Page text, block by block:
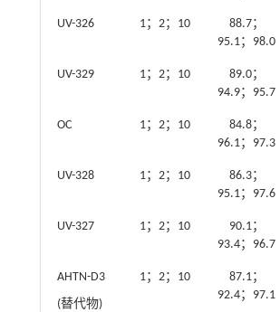
UV-326 1；2；10
88.7；
95.1；98.0
UV-329 1；2；10
89.0；
94.9；95.7
OC 1；2；10
84.8；
96.1；97.3
UV-328 1；2；10
86.3；
95.1；97.6
UV-327 1；2；10
90.1；
93.4；96.7
AHTN-D3
(替代物)
1；2；10
87.1；
92.4；97.1